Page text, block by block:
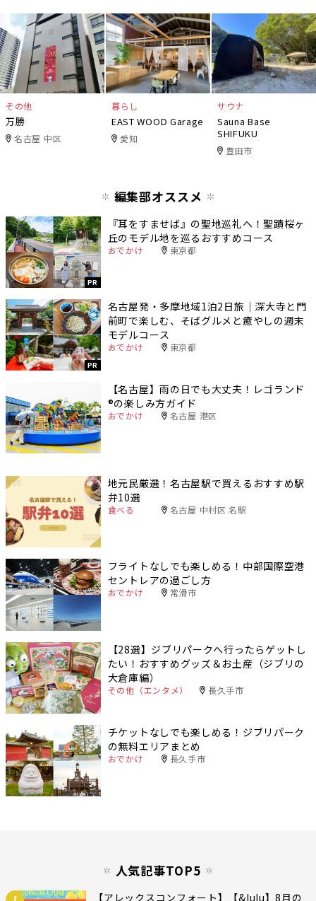
その他
万勝
名古屋 中区
暮らし
EAST WOOD Garage
愛知
サウナ
Sauna Base
SHIFUKU
豊田市
編集部オススメ
PR
『耳をすませば』の聖地巡礼へ！聖蹟桜ヶ
丘のモデル地を巡るおすすめコース
おでかけ 東京都
PR
名古屋発・多摩地域1泊2日旅｜深大寺と門
前町で楽しむ、そばグルメと癒やしの週末
モデルコース
おでかけ 東京都
【名古屋】雨の日でも大丈夫！レゴランド
®️の楽しみ方ガイド
おでかけ 名古屋 港区
地元民厳選！名古屋駅で買えるおすすめ駅
弁10選
食べる 名古屋 中村区 名駅
フライトなしでも楽しめる！中部国際空港
セントレアの過ごし方
おでかけ 常滑市
【28選】ジブリパークへ行ったらゲットし
たい！おすすめグッズ＆お土産（ジブリの
大倉庫編）
その他（エンタメ） 長久手市
チケットなしでも楽しめる！ジブリパーク
の無料エリアまとめ
おでかけ 長久手市
人気記事TOP5
【アレックスコンフォート】【&lulu】8月の